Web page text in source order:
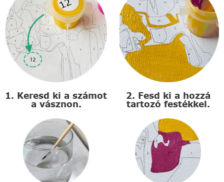
1. Keresd ki a számot
a vásznon.
2. Fesd ki a hozzá
tartozó festékkel.